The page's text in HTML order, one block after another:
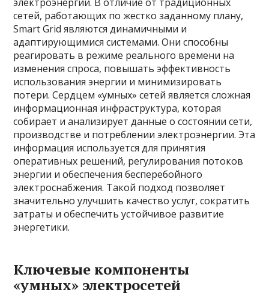
сетей, работающих по жестко заданному плану,
Smart Grid являются динамичными и
адаптирующимися системами. Они способны
реагировать в режиме реального времени на
изменения спроса, повышать эффективность
использования энергии и минимизировать
потери. Сердцем «умных» сетей является сложная
информационная инфраструктура, которая
собирает и анализирует данные о состоянии сети,
производстве и потреблении электроэнергии. Эта
информация используется для принятия
оперативных решений, регулирования потоков
энергии и обеспечения бесперебойного
электроснабжения. Такой подход позволяет
значительно улучшить качество услуг, сократить
затраты и обеспечить устойчивое развитие
энергетики.
Ключевые компоненты
«умных» электросетей